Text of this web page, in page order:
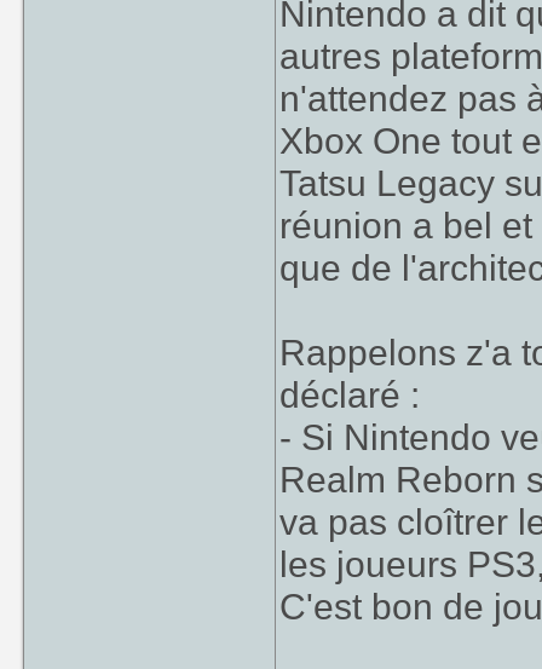
Nintendo a dit
autres
n'attendez pas
Xbox One tout
Tatsu Legacy
réunion a bel
que de
Rappelons z'a
déclaré :
- Si Nintendo
Realm Reborn
va pas cloîtrer
les joueurs
C'est bon de